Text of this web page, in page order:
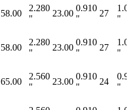
58.00
2.280
"
23.00
0.910
"
27
"
58.00
2.280
"
23.00
0.910
"
27
"
65.00
2.560
"
23.00
0.910
"
24
"